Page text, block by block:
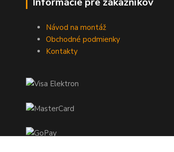
Návod na montáž
Obchodné podmienky
Kontakty